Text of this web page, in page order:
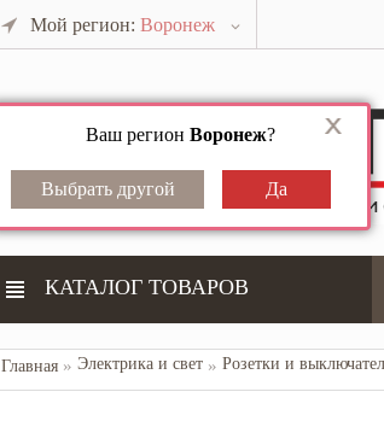
Мой регион: Воронеж
Ваш регион Воронеж?
КАТАЛОГ ТОВАРОВ
Главная Электрика и свет Розетки и